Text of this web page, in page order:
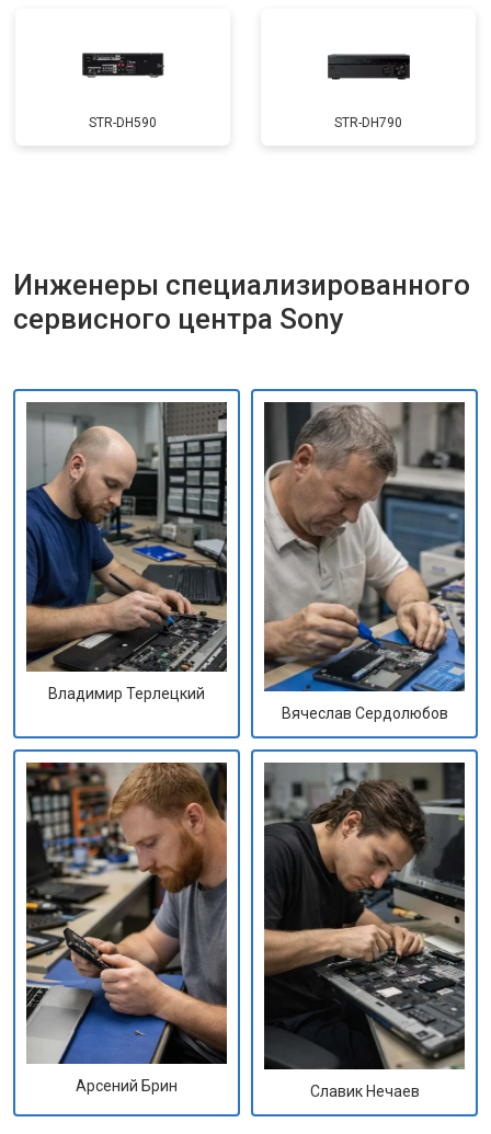
STR-DH590 STR-DH790
Инженеры специализированного
сервисного центра Sony
Владимир Терлецкий
Вячеслав Сердолюбов
Арсений Брин Славик Нечаев